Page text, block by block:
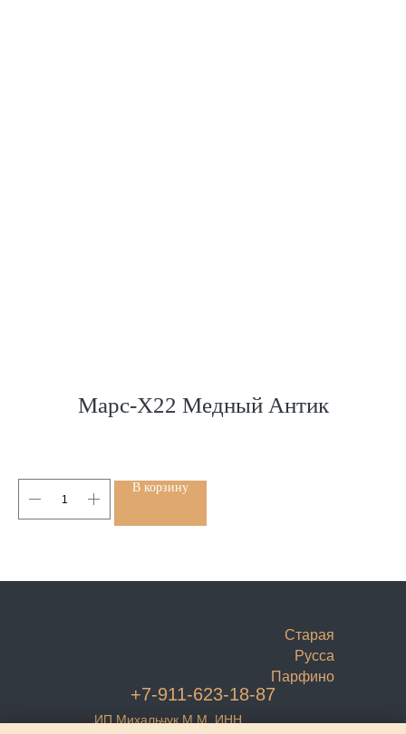
Марс-Х22 Медный Антик
В корзину
Старая
Русса
Парфино
+7-911-623-18-87
ИП Михальчук М.М. ИНН